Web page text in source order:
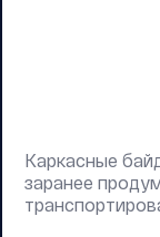
Каркасные
заранее